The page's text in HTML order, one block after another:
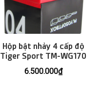
Hộp bật nhảy 4 cấp độ
Tiger Sport TM-WG170
6.500.000₫